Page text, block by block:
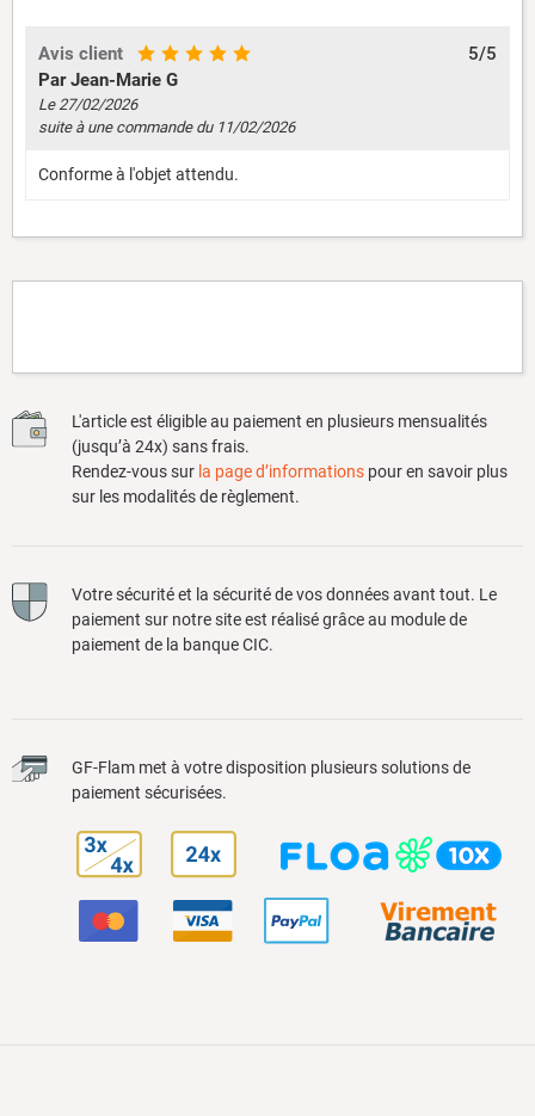
Avis client
5/5
Par Jean-Marie G
Le 27/02/2026
suite à une commande du 11/02/2026
Conforme à l'objet attendu.
L'article est éligible au paiement en plusieurs mensualités
(jusqu’à 24x) sans frais.
Rendez-vous sur la page d’informations pour en savoir plus
sur les modalités de règlement.
Votre sécurité et la sécurité de vos données avant tout. Le
paiement sur notre site est réalisé grâce au module de
paiement de la banque CIC.
GF-Flam met à votre disposition plusieurs solutions de
paiement sécurisées.